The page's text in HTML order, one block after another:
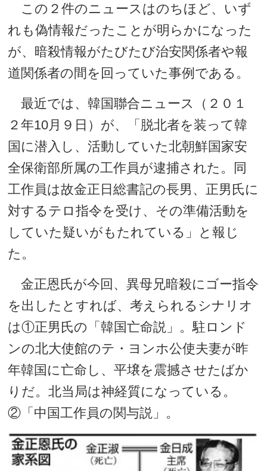
この２件のニュースはのちほど、いず
れも偽情報だったことが明らかになった
が、暗殺情報がたびたび治安関係者や報
道関係者の間を回っていた事例である。
最近では、韓国聯合ニュース（２０１
２年10月９日）が、「脱北者を装って韓
国に潜入し、活動していた北朝鮮国家安
全保衛部所属の工作員が逮捕された。同
工作員は故金正日総書記の長男、正男氏に
対するテロ指令を受け、その準備活動を
していた疑いがもたれている」と報じ
た。
金正恩氏が今回、異母兄暗殺にゴー指令
を出したとすれば、考えられるシナリオ
は①正男氏の「韓国亡命説」。駐ロンド
ンの北大使館のテ・ヨンホ公使夫妻が昨
年韓国に亡命し、平壌を震撼させたばか
りだ。北当局は神経質になっている。
②「中国工作員の関与説」。